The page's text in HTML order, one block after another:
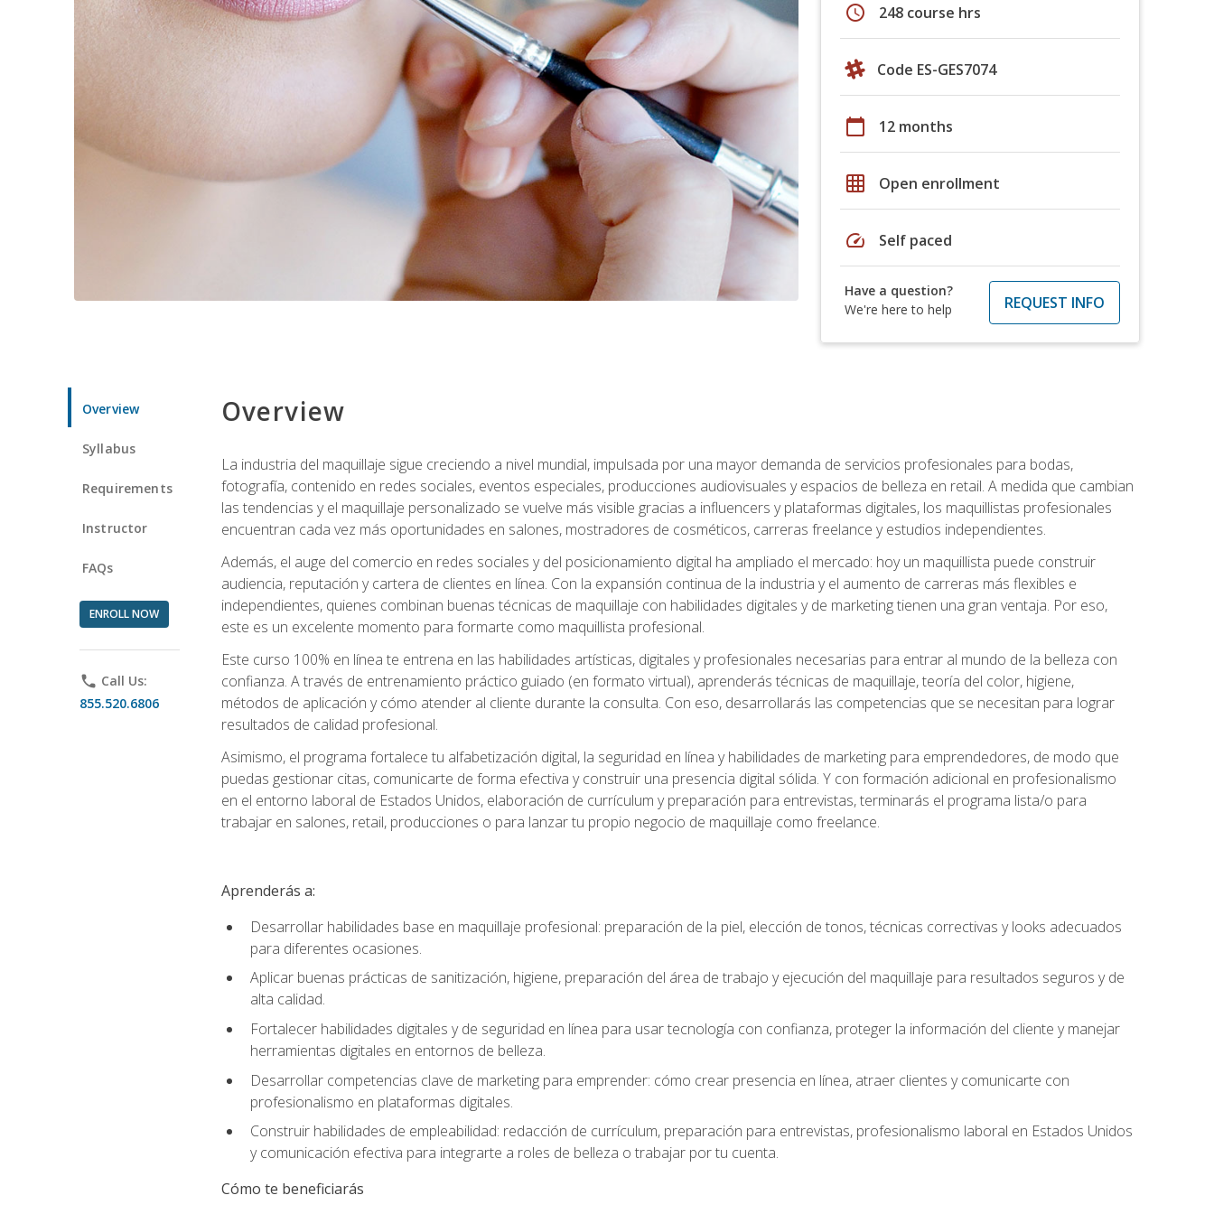
schedule 248 course hrs
Code ES-GES7074
calendar_today 12 months
grid_on Open enrollment
speed Self paced
Have a question?
We're here to help
REQUEST INFO
Overview
Syllabus
Requirements
Instructor
FAQs
ENROLL NOW
phone Call Us:
855.520.6806
Overview
La industria del maquillaje sigue creciendo a nivel mundial, impulsada por una mayor demanda de servicios profesionales para bodas,
fotografía, contenido en redes sociales, eventos especiales, producciones audiovisuales y espacios de belleza en retail. A medida que cambian
las tendencias y el maquillaje personalizado se vuelve más visible gracias a influencers y plataformas digitales, los maquillistas profesionales
encuentran cada vez más oportunidades en salones, mostradores de cosméticos, carreras freelance y estudios independientes.
Además, el auge del comercio en redes sociales y del posicionamiento digital ha ampliado el mercado: hoy un maquillista puede construir
audiencia, reputación y cartera de clientes en línea. Con la expansión continua de la industria y el aumento de carreras más flexibles e
independientes, quienes combinan buenas técnicas de maquillaje con habilidades digitales y de marketing tienen una gran ventaja. Por eso,
este es un excelente momento para formarte como maquillista profesional.
Este curso 100% en línea te entrena en las habilidades artísticas, digitales y profesionales necesarias para entrar al mundo de la belleza con
confianza. A través de entrenamiento práctico guiado (en formato virtual), aprenderás técnicas de maquillaje, teoría del color, higiene,
métodos de aplicación y cómo atender al cliente durante la consulta. Con eso, desarrollarás las competencias que se necesitan para lograr
resultados de calidad profesional.
Asimismo, el programa fortalece tu alfabetización digital, la seguridad en línea y habilidades de marketing para emprendedores, de modo que
puedas gestionar citas, comunicarte de forma efectiva y construir una presencia digital sólida. Y con formación adicional en profesionalismo
en el entorno laboral de Estados Unidos, elaboración de currículum y preparación para entrevistas, terminarás el programa lista/o para
trabajar en salones, retail, producciones o para lanzar tu propio negocio de maquillaje como freelance.
Aprenderás a:
Desarrollar habilidades base en maquillaje profesional: preparación de la piel, elección de tonos, técnicas correctivas y looks adecuados
para diferentes ocasiones.
Aplicar buenas prácticas de sanitización, higiene, preparación del área de trabajo y ejecución del maquillaje para resultados seguros y de
alta calidad.
Fortalecer habilidades digitales y de seguridad en línea para usar tecnología con confianza, proteger la información del cliente y manejar
herramientas digitales en entornos de belleza.
Desarrollar competencias clave de marketing para emprender: cómo crear presencia en línea, atraer clientes y comunicarte con
profesionalismo en plataformas digitales.
Construir habilidades de empleabilidad: redacción de currículum, preparación para entrevistas, profesionalismo laboral en Estados Unidos
y comunicación efectiva para integrarte a roles de belleza o trabajar por tu cuenta.
Cómo te beneficiarás